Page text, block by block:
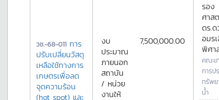
วช.-68-011 การ
ปรับเปลี่ยนวัสดุ
เหลือใช้ทางการ
เกษตรเพื่อลด
จุดความร้อน
(hot spot) และ
งบ
ประมาณ
ภายนอก
สถาบัน
/ หน่วย
งานให้
7,500,000.00
รอง
ศาส
ดร.
อมร
พิศา
คณะเ
การป
ทรัพย
น้ำ